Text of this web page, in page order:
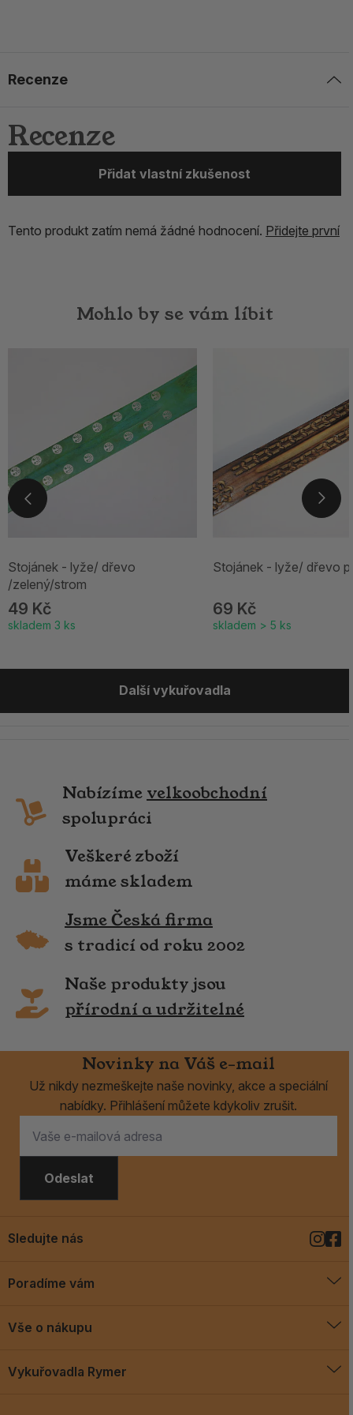
Recenze
Recenze
Přidat vlastní zkušenost
Tento produkt zatím nemá žádné hodnocení. Přidejte první
Mohlo by se vám líbit
Stojánek - lyže/ dřevo
/zelený/strom
49 Kč
skladem 3 ks
Stojánek - lyže/ dřevo
69 Kč
skladem > 5 ks
Další vykuřovadla
Nabízíme velkoobchodní
spolupráci
Veškeré zboží
máme skladem
Jsme Česká firma
s tradicí od roku 2002
Naše produkty jsou
přírodní a udržitelné
Novinky na Váš e-mail
Už nikdy nezmeškejte naše novinky, akce a speciální
nabídky. Přihlášení můžete kdykoliv zrušit.
Odeslat
Poradíme vám
Blog
Vše o nákupu
Vykuřovadla Rymer
Sledujte nás